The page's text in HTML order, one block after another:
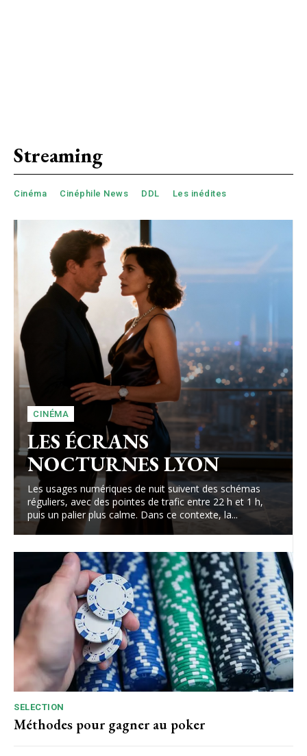
Streaming
Cinéma Cinéphile News DDL Les inédites
CINÉMA
LES ÉCRANS
NOCTURNES LYON
Les usages numériques de nuit suivent des schémas
réguliers, avec des pointes de trafic entre 22 h et 1 h,
puis un palier plus calme. Dans ce contexte, la...
SELECTION
Méthodes pour gagner au poker